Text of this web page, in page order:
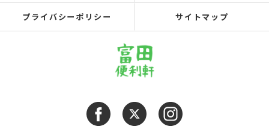
プライバシーポリシー サイトマップ